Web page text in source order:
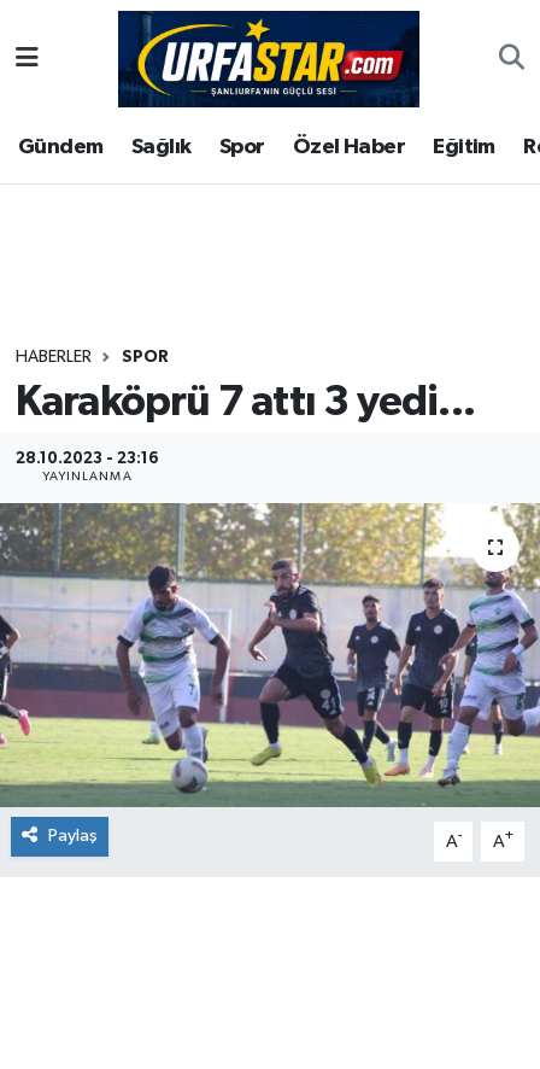
Gündem Sağlık Spor Özel Haber Eğitim
HABERLER SPOR
Karaköprü 7 attı 3 yedi...
28.10.2023 - 23:16
YAYINLANMA
Paylaş A- A+
ASAYİS
ÇEVRE
Gündem
Kültür
Magazin
Şanlıurfa Nöbetçi Eczaneler
Şanlıurfa Hava Durumu
Tüm Manşetler
Son Dakika Haberleri
Haber Arşivi